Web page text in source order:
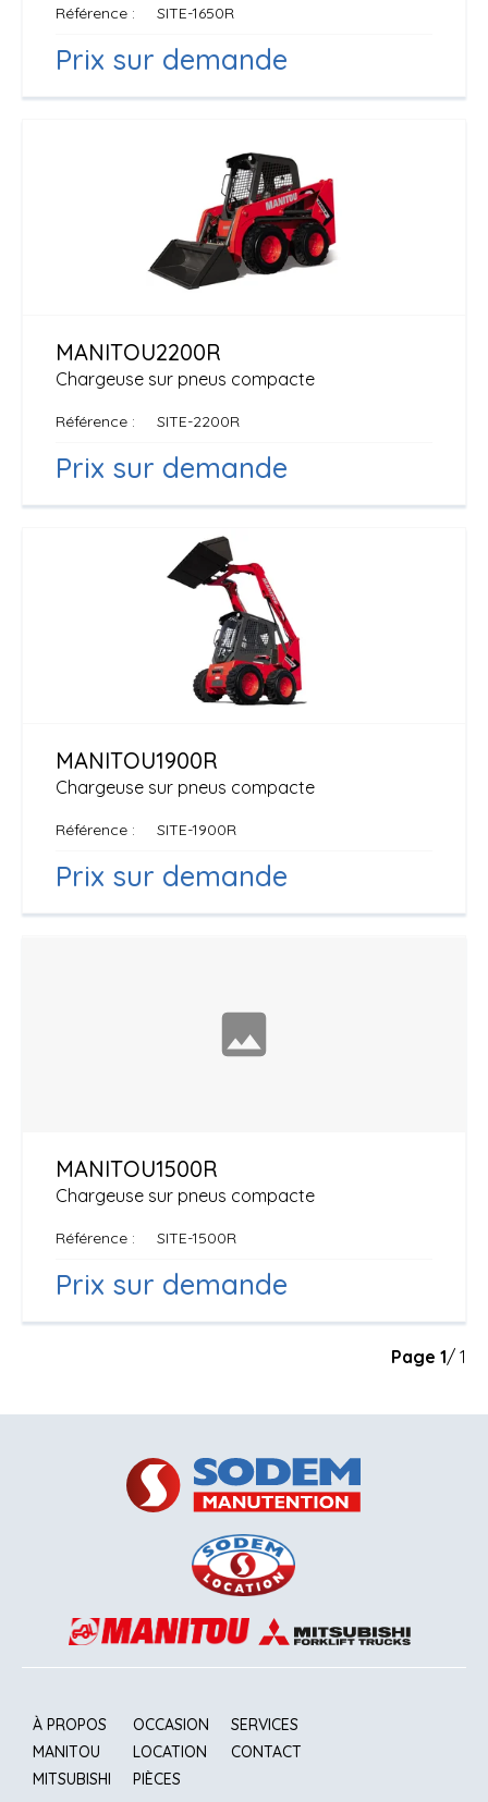
Référence SITE-1650R
Prix sur demande
Chargeuse sur pneus compacte
MANITOU2200R
Référence SITE-2200R
Prix sur demande
Chargeuse sur pneus compacte
MANITOU1900R
Référence SITE-1900R
Prix sur demande
Chargeuse sur pneus compacte
MANITOU1500R
Référence SITE-1500R
Prix sur demande
Page 1/ 1
À PROPOS
MANITOU
MITSUBISHI
OCCASION
LOCATION
PIÈCES
SERVICES
CONTACT